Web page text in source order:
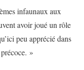
infaunaux aux
avoir joué un rôle
peu apprécié dans
»